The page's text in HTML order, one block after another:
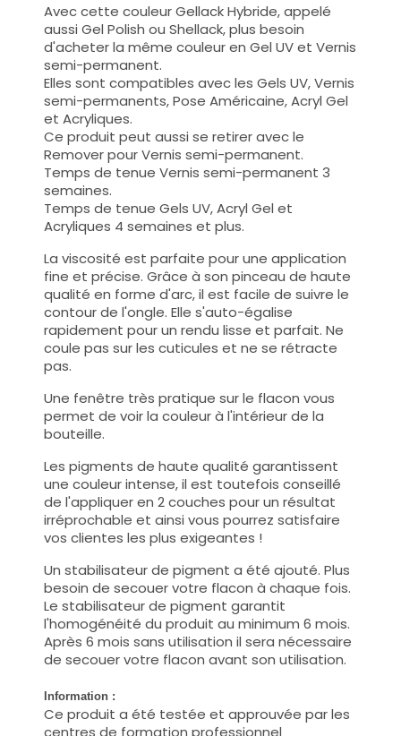
Avec cette couleur Gellack Hybride, appelé
aussi Gel Polish ou Shellack, plus besoin
d'acheter la même couleur en Gel UV et Vernis
semi-permanent.
Elles sont compatibles avec les Gels UV, Vernis
semi-permanents, Pose Américaine, Acryl Gel
et Acryliques.
Ce produit peut aussi se retirer avec le
Remover pour Vernis semi-permanent.
Temps de tenue Vernis semi-permanent 3
semaines.
Temps de tenue Gels UV, Acryl Gel et
Acryliques 4 semaines et plus.
La viscosité est parfaite pour une application
fine et précise. Grâce à son pinceau de haute
qualité en forme d'arc, il est facile de suivre le
contour de l'ongle. Elle s'auto-égalise
rapidement pour un rendu lisse et parfait. Ne
coule pas sur les cuticules et ne se rétracte
pas.
Une fenêtre très pratique sur le flacon vous
permet de voir la couleur à l'intérieur de la
bouteille.
Les pigments de haute qualité garantissent
une couleur intense, il est toutefois conseillé
de l'appliquer en 2 couches pour un résultat
irréprochable et ainsi vous pourrez satisfaire
vos clientes les plus exigeantes !
Un stabilisateur de pigment a été ajouté. Plus
besoin de secouer votre flacon à chaque fois.
Le stabilisateur de pigment garantit
l'homogénéité du produit au minimum 6 mois.
Après 6 mois sans utilisation il sera nécessaire
de secouer votre flacon avant son utilisation.
Information :
Ce produit a été testée et approuvée par les
centres de formation professionnel